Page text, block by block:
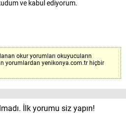
ve kabul ediyorum.
okur yorumları okuyucuların
yorumlardan yenikonya.com.tr hiçbir
İlk yorumu siz yapın!